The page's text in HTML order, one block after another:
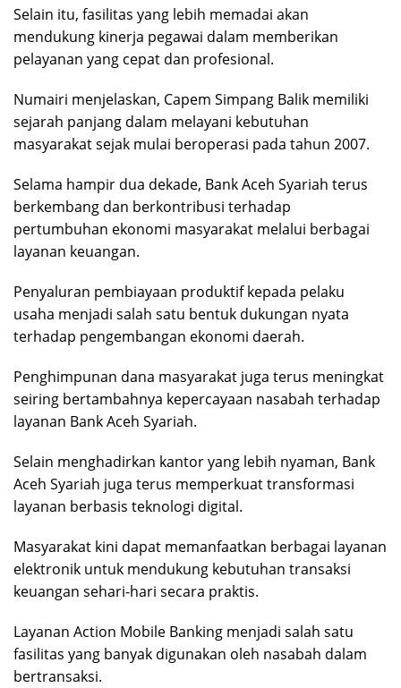
Selain itu, fasilitas yang lebih memadai akan
mendukung kinerja pegawai dalam memberikan
pelayanan yang cepat dan profesional.
Numairi menjelaskan, Capem Simpang Balik memiliki
sejarah panjang dalam melayani kebutuhan
masyarakat sejak mulai beroperasi pada tahun 2007.
Selama hampir dua dekade, Bank Aceh Syariah terus
berkembang dan berkontribusi terhadap
pertumbuhan ekonomi masyarakat melalui berbagai
layanan keuangan.
Penyaluran pembiayaan produktif kepada pelaku
usaha menjadi salah satu bentuk dukungan nyata
terhadap pengembangan ekonomi daerah.
Penghimpunan dana masyarakat juga terus meningkat
seiring bertambahnya kepercayaan nasabah terhadap
layanan Bank Aceh Syariah.
Selain menghadirkan kantor yang lebih nyaman, Bank
Aceh Syariah juga terus memperkuat transformasi
layanan berbasis teknologi digital.
Masyarakat kini dapat memanfaatkan berbagai layanan
elektronik untuk mendukung kebutuhan transaksi
keuangan sehari-hari secara praktis.
Layanan Action Mobile Banking menjadi salah satu
fasilitas yang banyak digunakan oleh nasabah dalam
bertransaksi.